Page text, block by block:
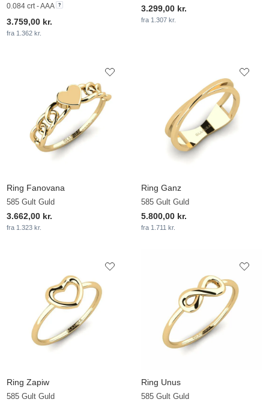
0.084 crt - AAA
3.759,00 kr.
fra 1.362 kr.
3.299,00 kr.
fra 1.307 kr.
Ring Fanovana
585 Gult Guld
3.662,00 kr.
fra 1.323 kr.
Ring Ganz
585 Gult Guld
5.800,00 kr.
fra 1.711 kr.
Ring Zapiw
585 Gult Guld
Ring Unus
585 Gult Guld